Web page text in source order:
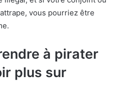
attrape, vous pourriez être
à pirater
plus sur